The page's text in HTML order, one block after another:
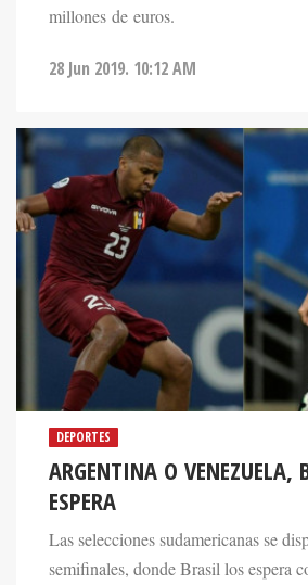
millones de euros.
28 Jun 2019. 10:12 AM
DEPORTES
ARGENTINA O VENEZUELA,
ESPERA
Las selecciones sudamericanas se
semifinales, donde Brasil los espera